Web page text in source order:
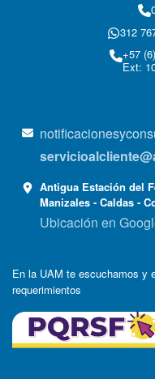
312
+57
Ext:
Antigua Estación del
Manizales - Caldas -
Ubicación en
En la UAM te escuchamos y
requerimientos